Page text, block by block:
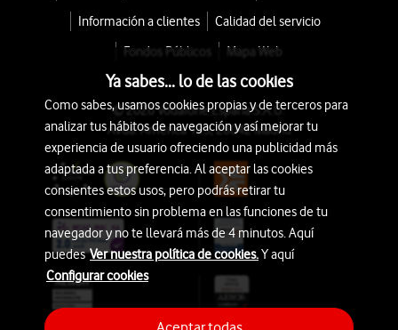
Información a clientes
Calidad del servicio
Fondos Públicos
Mapa Web
© 2026 Vodafone España S.A.U.
Avda. América 115, 28042 Madrid
Ya sabes... lo de las cookies
Como sabes, usamos cookies propias y de terceros para
analizar tus hábitos de navegación y así mejorar tu
experiencia de usuario ofreciendo una publicidad más
adaptada a tus preferencia. Al aceptar las cookies
consientes estos usos, pero podrás retirar tu
consentimiento sin problema en las funciones de tu
navegador y no te llevará más de 4 minutos. Aquí
puedesVer nuestra política de cookies.Y aquí
Configurar cookies